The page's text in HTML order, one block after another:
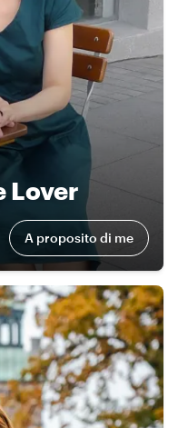
Lover
A proposito di me